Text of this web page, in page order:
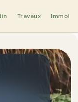
Travaux